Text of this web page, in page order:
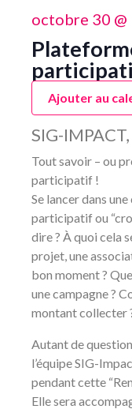
octobre 30 @
Ajouter au
SIG-
Tout savoir – ou
participatif !
Se lancer dans
participatif ou
dire ? À quoi cela
projet, une
bon moment ?
une campagne ?
montant collecter
Autant de
l’équipe SIG-
pendant cette
Elle sera